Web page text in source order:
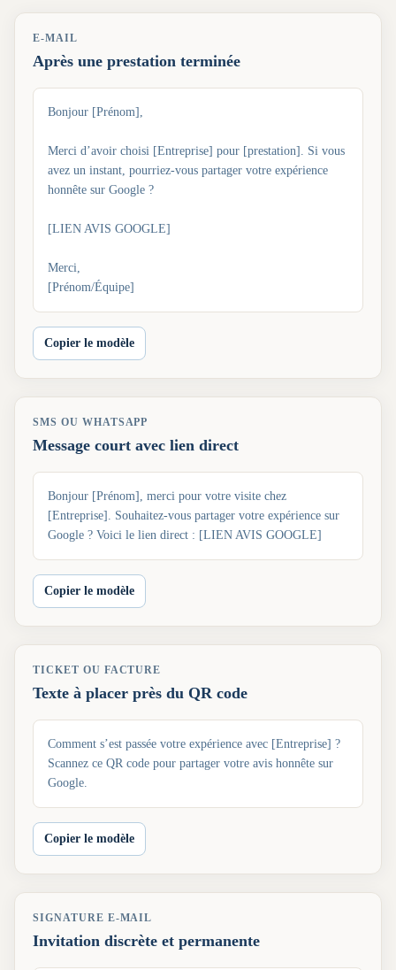
E-MAIL
Après une prestation terminée
Bonjour [Prénom],
Merci d’avoir choisi [Entreprise] pour [prestation]. Si vous
avez un instant, pourriez-vous partager votre expérience
honnête sur Google ?
[LIEN AVIS GOOGLE]
Merci,
[Prénom/Équipe]
Copier le modèle
SMS OU WHATSAPP
Message court avec lien direct
Bonjour [Prénom], merci pour votre visite chez
[Entreprise]. Souhaitez-vous partager votre expérience sur
Google ? Voici le lien direct : [LIEN AVIS GOOGLE]
Copier le modèle
TICKET OU FACTURE
Texte à placer près du QR code
Comment s’est passée votre expérience avec [Entreprise] ?
Scannez ce QR code pour partager votre avis honnête sur
Google.
Copier le modèle
SIGNATURE E-MAIL
Invitation discrète et permanente